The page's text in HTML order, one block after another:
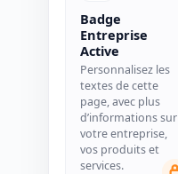
Badge
Entreprise
Active
Personnalisez les
textes de cette
page, avec plus
d’informations sur
votre entreprise,
vos produits et
services.